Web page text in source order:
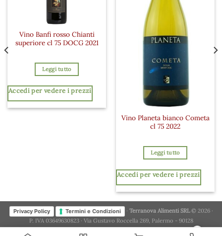
Vino Banfi rosso Chianti
superiore cl 75 DOCG 2021
Leggi tutto
Accedi per vedere i prezzi
Vino Planeta bianco Cometa
cl 75 2022
Leggi tutto
Accedi per vedere i prezzi
Privacy Policy Termini e Condizioni · Terranova Alimenti SRL© 2026 ·
P. IVA 03649630823 · Via Gustavo Roccella 269, Palermo - 90128